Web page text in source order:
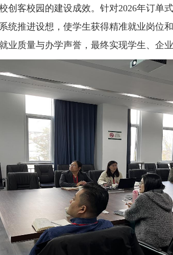
创客校园的建设成效。针对2026年订单
统推进设想，使学生获得精准就业岗位
业质量与办学声誉，最终实现学生、企